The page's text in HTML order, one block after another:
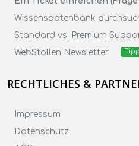
Wissensdatenbank
Standard vs. Premium
WebStollen Newsletter
Tipp
RECHTLICHES &
Impressum
Datenschutz